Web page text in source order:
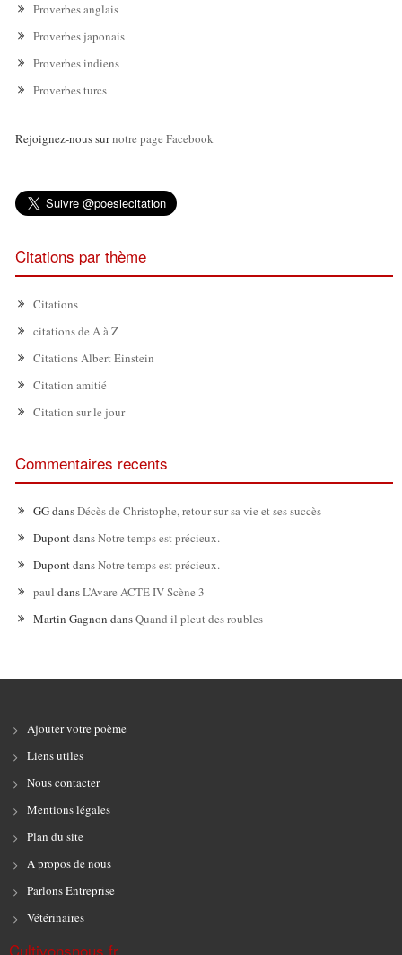
Proverbes anglais
Proverbes japonais
Proverbes indiens
Proverbes turcs
Rejoignez-nous surnotre page Facebook
Citations par thème
Citations
citations de A à Z
Citations Albert Einstein
Citation amitié
Citation sur le jour
Commentaires recents
GGdansDécès de Christophe, retour sur sa vie et ses succès
DupontdansNotre temps est précieux.
DupontdansNotre temps est précieux.
paul dansL’Avare ACTE IV Scène 3
Martin Gagnon dansQuand il pleut des roubles
Ajouter votre poème
Liens utiles
Nous contacter
Mentions légales
Plan du site
A propos de nous
Parlons Entreprise
Vétérinaires
Cultivonsnous.fr